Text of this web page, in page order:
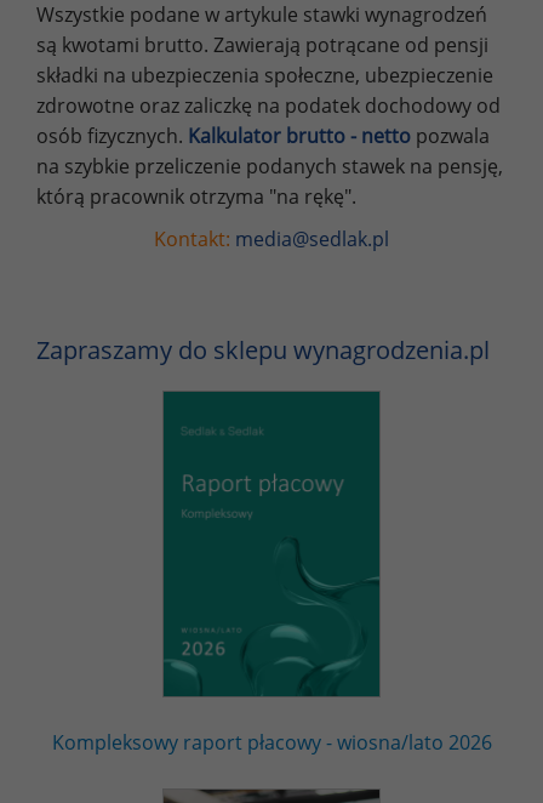
Wszystkie podane w artykule stawki wynagrodzeń
są kwotami brutto. Zawierają potrącane od pensji
składki na ubezpieczenia społeczne, ubezpieczenie
zdrowotne oraz zaliczkę na podatek dochodowy od
osób fizycznych. Kalkulator brutto - netto pozwala
na szybkie przeliczenie podanych stawek na pensję,
którą pracownik otrzyma "na rękę".
Kontakt: media@sedlak.pl
Zapraszamy do sklepu wynagrodzenia.pl
Kompleksowy raport płacowy - wiosna/lato 2026